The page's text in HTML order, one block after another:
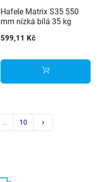
Hafele Matrix S35 550
mm nízká bílá 35 kg
599,11 Kč
… 10 keyboard_arrow_right